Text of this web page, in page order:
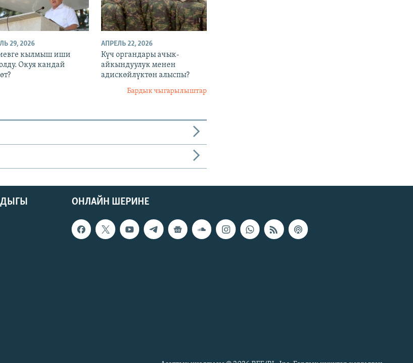
29, 2026
кылмыш иши
Окуя кандай
АПРЕЛЬ 22, 2026
Күч органдары ачык-
айкындуулук менен
адискөйлүктөн алыспы?
Бардык чыгарылыштар
ОНЛАЙН ШЕРИНЕ